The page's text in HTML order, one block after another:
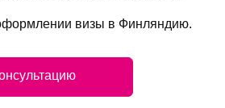
визы в Финляндию.